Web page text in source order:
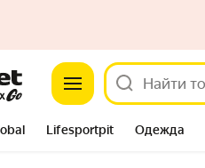
Lifesportpit Одежда